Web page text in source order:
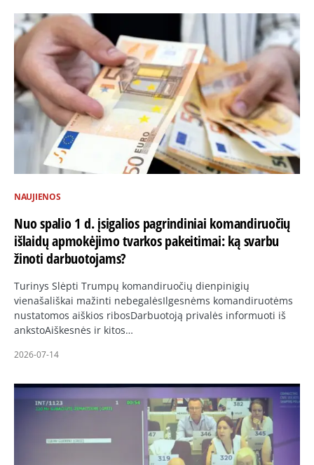
NAUJIENOS
Nuo spalio 1 d. įsigalios pagrindiniai komandiruočių
išlaidų apmokėjimo tvarkos pakeitimai: ką svarbu
žinoti darbuotojams?
Turinys Slėpti Trumpų komandiruočių dienpinigių
vienašališkai mažinti nebegalėsIlgesnėms komandiruotėms
nustatomos aiškios ribosDarbuotoją privalės informuoti iš
ankstoAiškesnės ir kitos…
2026-07-14